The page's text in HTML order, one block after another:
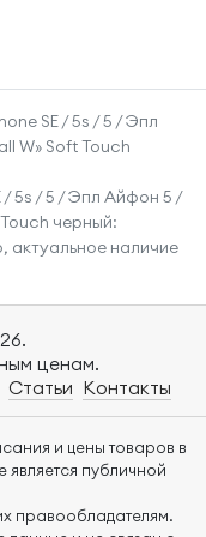
SE / 5s / 5 / Эпл
W» Soft Touch
/ 5s / 5 / Эпл Айфон 5 /
черный:
актуальное наличие
ценам.
Статьи Контакты
и цены товаров в
публичной
правообладателям.